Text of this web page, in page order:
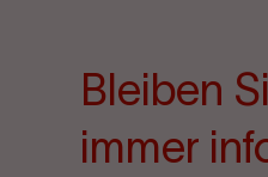
Bleiben
immer